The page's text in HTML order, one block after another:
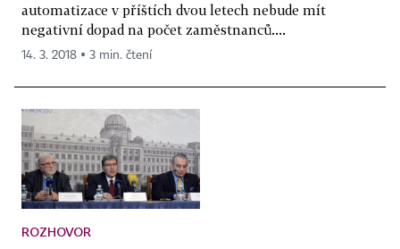
automatizace v příštích dvou letech nebude mít
negativní dopad na počet zaměstnanců....
14. 3. 2018 ▪ 3 min. čtení
ROZHOVOR